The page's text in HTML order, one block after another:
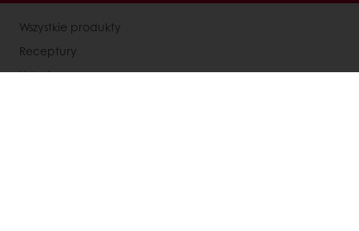
Wszystkie produkty
Receptury
Usługi